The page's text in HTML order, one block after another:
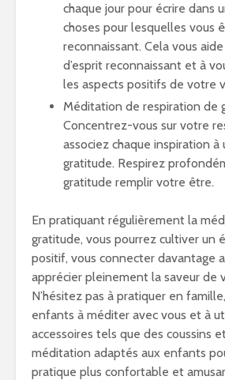
chaque jour pour écrire dans
choses pour lesquelles vous
reconnaissant. Cela vous
d’esprit reconnaissant et à
les aspects positifs de votre
Méditation de respiration de
Concentrez-vous sur votre
associez chaque inspiration
gratitude. Respirez
gratitude remplir votre être.
En pratiquant régulièrement la
gratitude, vous pourrez cultiver un
positif, vous connecter davantage
apprécier pleinement la saveur de
N’hésitez pas à pratiquer en
enfants à méditer avec vous et à
accessoires tels que des coussins
méditation adaptés aux enfants
pratique plus confortable et